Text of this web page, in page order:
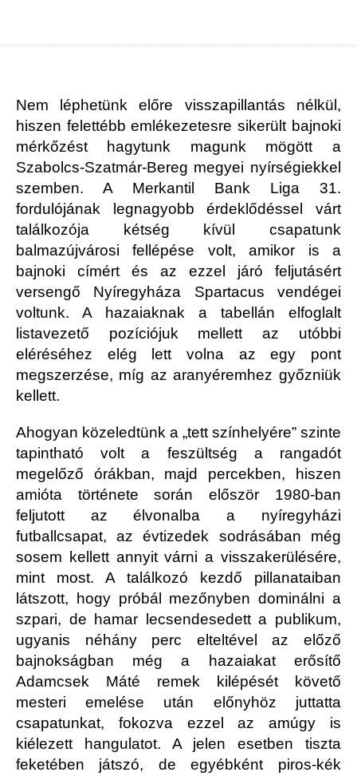
Nem léphetünk előre visszapillantás nélkül,
hiszen felettébb emlékezetesre sikerült bajnoki
mérkőzést hagytunk magunk mögött a
Szabolcs-Szatmár-Bereg megyei nyírségiekkel
szemben. A Merkantil Bank Liga 31.
fordulójának legnagyobb érdeklődéssel várt
találkozója kétség kívül csapatunk
balmazújvárosi fellépése volt, amikor is a
bajnoki címért és az ezzel járó feljutásért
versengő Nyíregyháza Spartacus vendégei
voltunk. A hazaiaknak a tabellán elfoglalt
listavezető pozíciójuk mellett az utóbbi
eléréséhez elég lett volna az egy pont
megszerzése, míg az aranyéremhez győzniük
kellett.
Ahogyan közeledtünk a „tett színhelyére” szinte
tapintható volt a feszültség a rangadót
megelőző órákban, majd percekben, hiszen
amióta története során először 1980-ban
feljutott az élvonalba a nyíregyházi
futballcsapat, az évtizedek sodrásában még
sosem kellett annyit várni a visszakerülésére,
mint most. A találkozó kezdő pillanataiban
látszott, hogy próbál mezőnyben dominálni a
szpari, de hamar lecsendesedett a publikum,
ugyanis néhány perc elteltével az előző
bajnokságban még a hazaiakat erősítő
Adamcsek Máté remek kilépését követő
mesteri emelése után előnyhöz juttatta
csapatunkat, fokozva ezzel az amúgy is
kiélezett hangulatot. A jelen esetben tiszta
feketében játszó, de egyébként piros-kék